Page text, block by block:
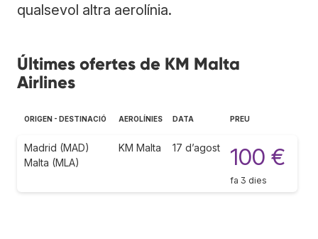
qualsevol altra aerolínia.
Últimes ofertes de KM Malta
Airlines
ORIGEN - DESTINACIÓ AEROLÍNIES DATA PREU
Madrid (MAD)
Malta (MLA)
KM Malta 17 d’agost 100 €
fa 3 dies